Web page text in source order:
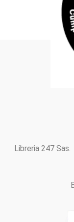
Libreria 247